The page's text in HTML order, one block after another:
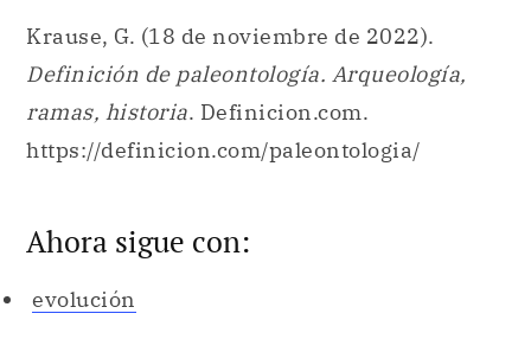
Krause, G. (18 de noviembre de 2022).
Definición de paleontología. Arqueología,
ramas, historia. Definicion.com.
https://definicion.com/paleontologia/
Ahora sigue con:
evolución